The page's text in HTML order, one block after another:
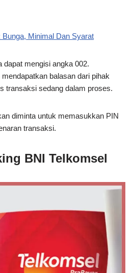
Bunga, Minimal Dan Syarat
dapat mengisi angka 002.
balasan dari pihak
transaksi sedang dalam proses.
diminta untuk memasukkan PIN
transaksi.
BNI Telkomsel